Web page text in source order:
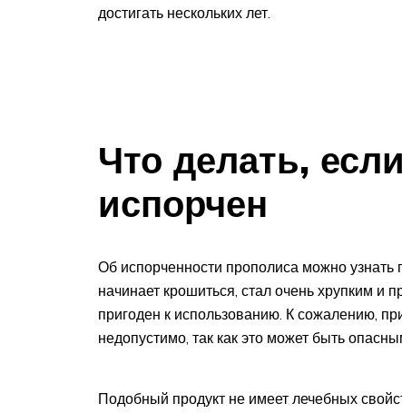
достигать нескольких лет.
Что делать,
испорчен
Об испорченности прополиса можно узнать
начинает крошиться, стал очень хрупким и
пригоден к использованию. К сожалению,
недопустимо, так как это может быть
Подобный продукт не имеет лечебных